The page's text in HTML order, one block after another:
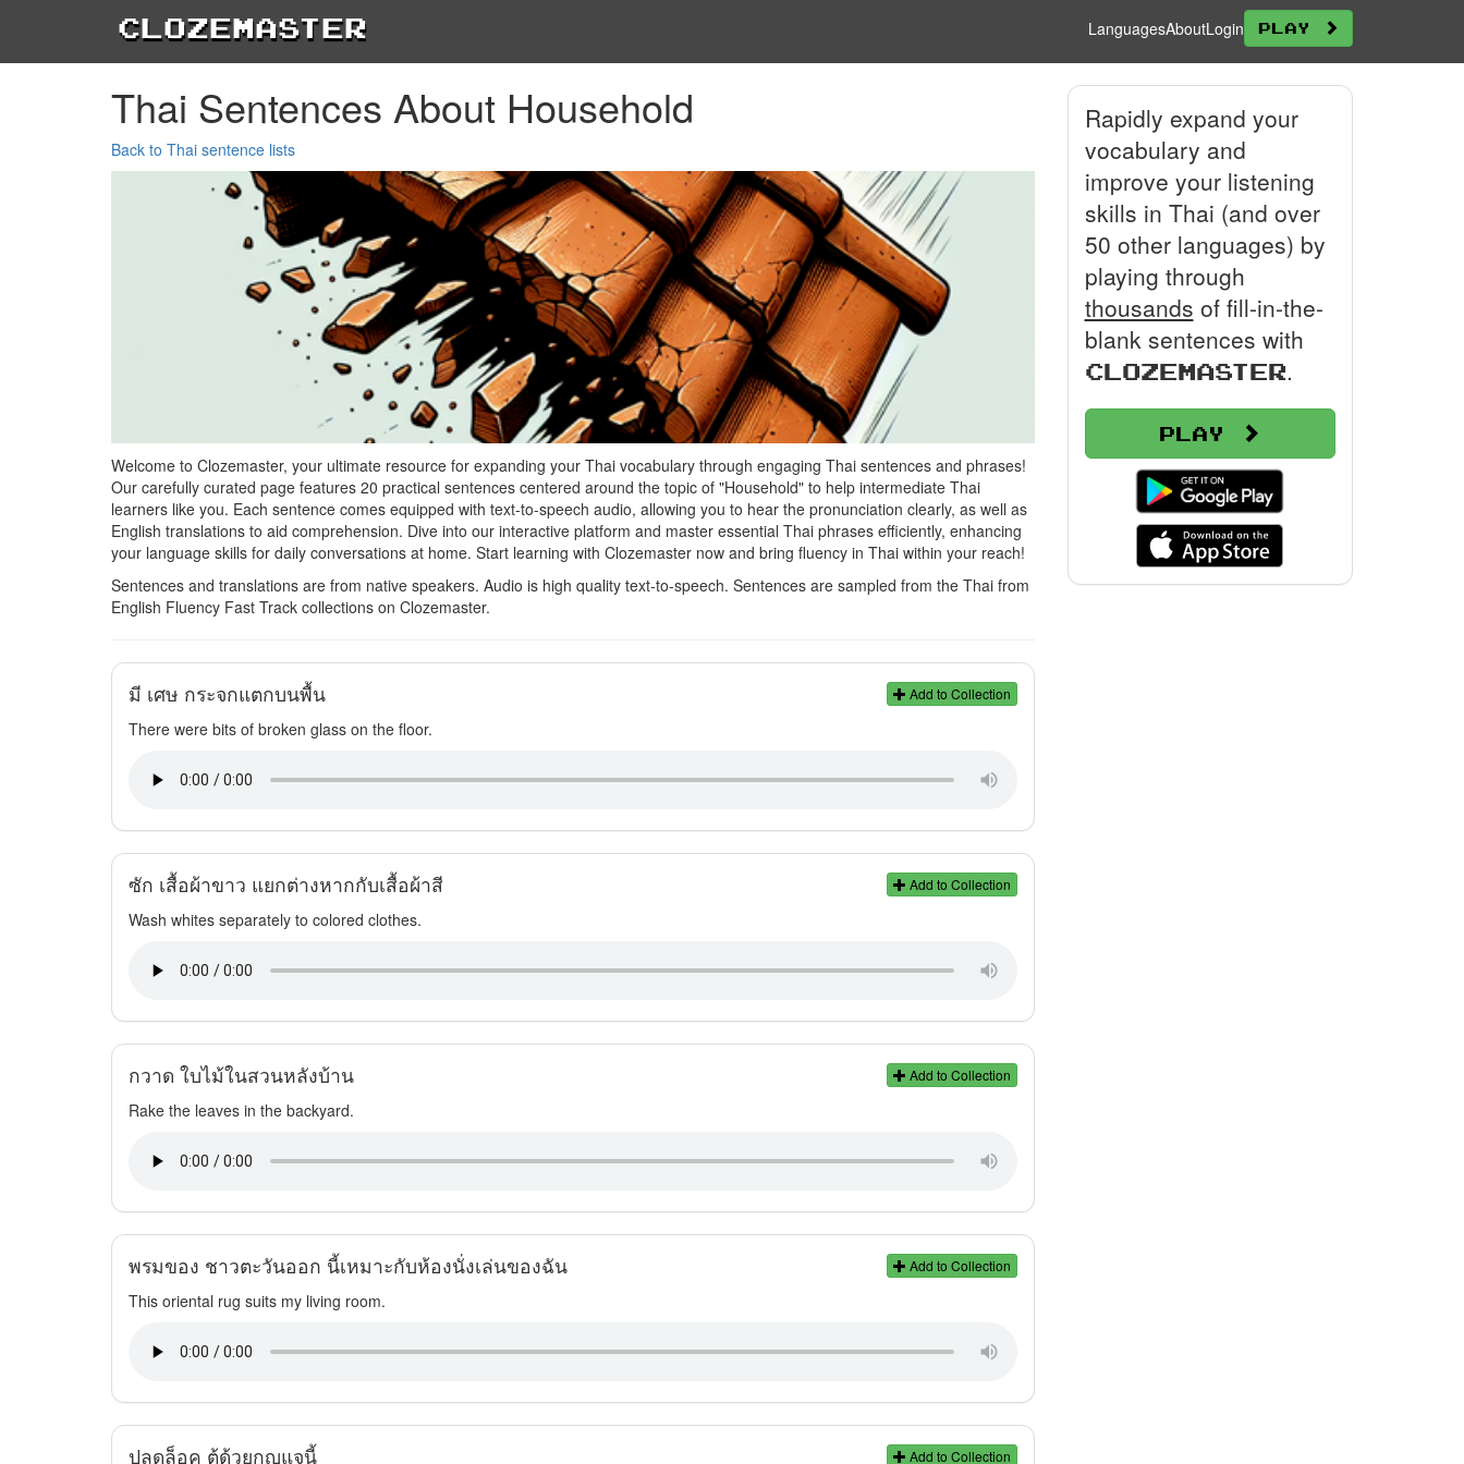
Clozemaster LanguagesAboutLogin Play
Thai Sentences About Household
Back to Thai sentence lists
Welcome to Clozemaster, your ultimate resource for expanding your Thai vocabulary through engaging Thai sentences and phrases!
Our carefully curated page features 20 practical sentences centered around the topic of "Household" to help intermediate Thai
learners like you. Each sentence comes equipped with text-to-speech audio, allowing you to hear the pronunciation clearly, as well as
English translations to aid comprehension. Dive into our interactive platform and master essential Thai phrases efficiently, enhancing
your language skills for daily conversations at home. Start learning with Clozemaster now and bring fluency in Thai within your reach!
Sentences and translations are from native speakers. Audio is high quality text-to-speech. Sentences are sampled from the Thai from
English Fluency Fast Track collections on Clozemaster.
Add to Collection
มี เศษ กระจกแตกบนพื้น
There were bits of broken glass on the floor.
Add to Collection
ซัก เสื้อผ้าขาว แยกต่างหากกับเสื้อผ้าสี
Wash whites separately to colored clothes.
Add to Collection
กวาด ใบไม้ในสวนหลังบ้าน
Rake the leaves in the backyard.
Add to Collection
พรมของ ชาวตะวันออก นี้เหมาะกับห้องนั่งเล่นของฉัน
This oriental rug suits my living room.
Add to Collection
ปลดล็อค ตู้ด้วยกุญแจนี้
Rapidly expand your
vocabulary and
improve your listening
skills in Thai (and over
50 other languages) by
playing through
thousands of fill-in-the-
blank sentences with
Clozemaster.
Play